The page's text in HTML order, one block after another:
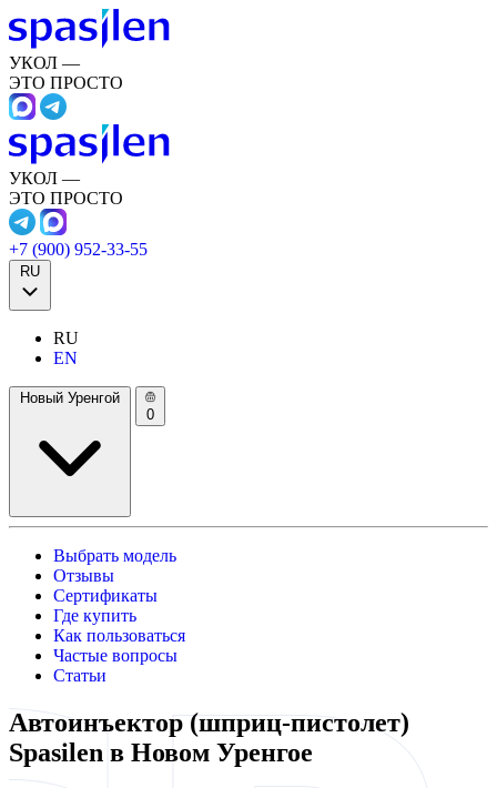
УКОЛ —
ЭТО ПРОСТО
УКОЛ —
ЭТО ПРОСТО
+7 (900) 952-33-55
RU
RU
EN
Новый Уренгой
0
Выбрать модель
Отзывы
Сертификаты
Где купить
Как пользоваться
Частые вопросы
Статьи
Автоинъектор (шприц-пистолет)
Spasilen в Новом Уренгое